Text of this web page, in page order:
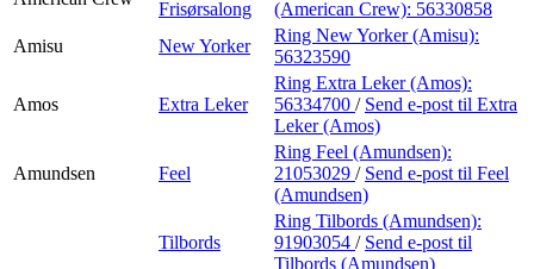
Frisørsalong
(American Crew): 56330858
Amisu
New Yorker
Ring New Yorker (Amisu):
56323590
Amos Extra Leker
Ring Extra Leker (Amos):
56334700 / Send e-post til Extra
Leker (Amos)
Amundsen Feel
Ring Feel (Amundsen):
21053029 / Send e-post til Feel
(Amundsen)
Tilbords
Ring Tilbords (Amundsen):
91903054 / Send e-post til
Tilbords (Amundsen)